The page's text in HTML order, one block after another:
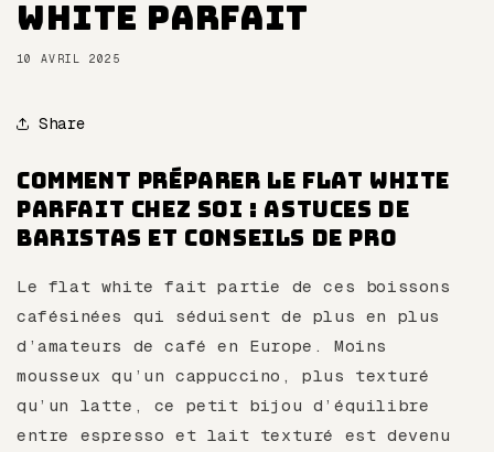
White Parfait
10 AVRIL 2025
Share
Comment préparer le flat white
parfait chez soi : astuces de
baristas et conseils de pro
Le flat white fait partie de ces boissons
cafésinées qui séduisent de plus en plus
d’amateurs de café en Europe. Moins
mousseux qu’un cappuccino, plus texturé
qu’un latte, ce petit bijou d’équilibre
entre espresso et lait texturé est devenu